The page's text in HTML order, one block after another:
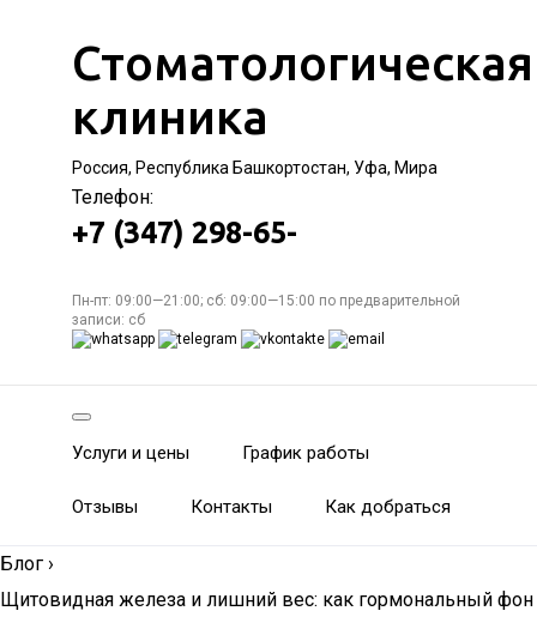
Стоматологическая
клиника
Россия, Республика Башкортостан, Уфа, Мира
Телефон:
+7 (347) 298-65-
Пн-пт: 09:00—21:00; сб: 09:00—15:00 по предварительной
записи: сб
Услуги и цены График работы
Отзывы Контакты Как добраться
Блог ›
Щитовидная железа и лишний вес: как гормональный фон